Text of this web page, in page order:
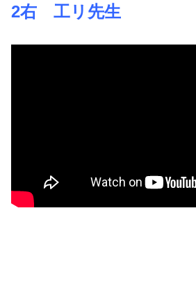
2右 工リ先生